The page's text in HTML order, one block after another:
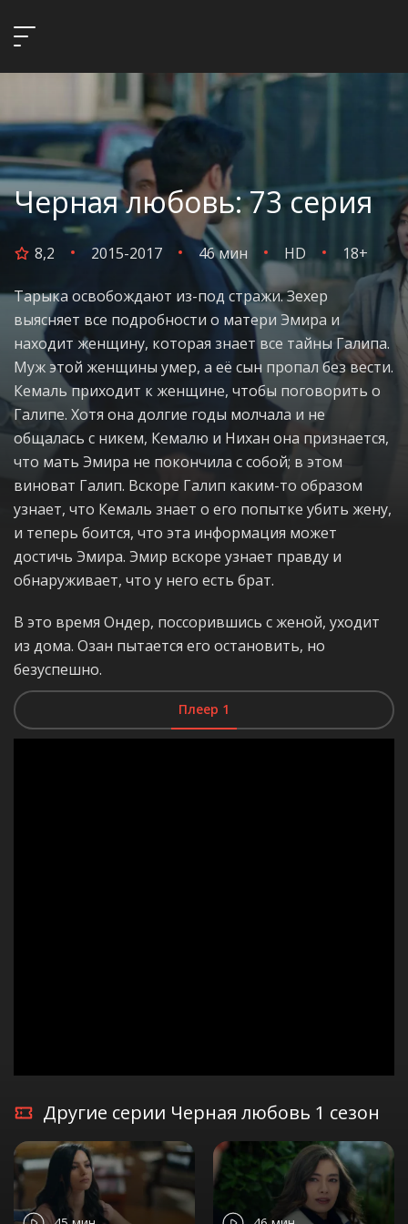
Черная любовь: 73 серия
8,2 2015-2017 46 мин HD 18+
Тарыка освобождают из-под стражи. Зехер
выясняет все подробности о матери Эмира и
находит женщину, которая знает все тайны Галипа.
Муж этой женщины умер, а её сын пропал без вести.
Кемаль приходит к женщине, чтобы поговорить о
Галипе. Хотя она долгие годы молчала и не
общалась с никем, Кемалю и Нихан она признается,
что мать Эмира не покончила с собой; в этом
виноват Галип. Вскоре Галип каким-то образом
узнает, что Кемаль знает о его попытке убить жену,
и теперь боится, что эта информация может
достичь Эмира. Эмир вскоре узнает правду и
обнаруживает, что у него есть брат.
В это время Ондер, поссорившись с женой, уходит
из дома. Озан пытается его остановить, но
безуспешно.
Плеер 1
Другие серии Черная любовь 1 сезон